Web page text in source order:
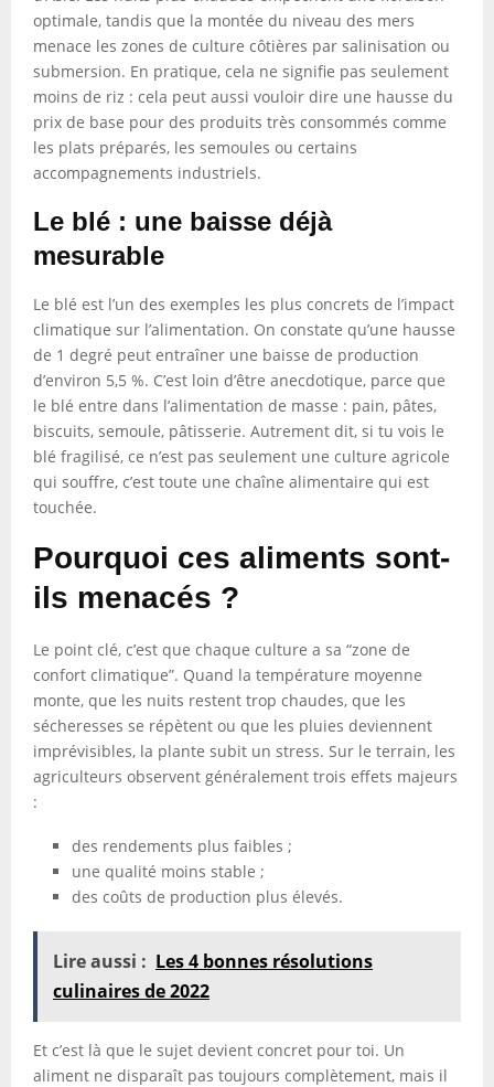
optimale, tandis que la montée du niveau des mers
menace les zones de culture côtières par salinisation ou
submersion. En pratique, cela ne signifie pas seulement
moins de riz : cela peut aussi vouloir dire une hausse du
prix de base pour des produits très consommés comme
les plats préparés, les semoules ou certains
accompagnements industriels.
Le blé : une baisse déjà
mesurable
Le blé est l’un des exemples les plus concrets de l’impact
climatique sur l’alimentation. On constate qu’une hausse
de 1 degré peut entraîner une baisse de production
d’environ 5,5 %. C’est loin d’être anecdotique, parce que
le blé entre dans l’alimentation de masse : pain, pâtes,
biscuits, semoule, pâtisserie. Autrement dit, si tu vois le
blé fragilisé, ce n’est pas seulement une culture agricole
qui souffre, c’est toute une chaîne alimentaire qui est
touchée.
Pourquoi ces aliments sont-
ils menacés ?
Le point clé, c’est que chaque culture a sa “zone de
confort climatique”. Quand la température moyenne
monte, que les nuits restent trop chaudes, que les
sécheresses se répètent ou que les pluies deviennent
imprévisibles, la plante subit un stress. Sur le terrain, les
agriculteurs observent généralement trois effets majeurs
:
des rendements plus faibles ;
une qualité moins stable ;
des coûts de production plus élevés.
Lire aussi : Les 4 bonnes résolutions
culinaires de 2022
Et c’est là que le sujet devient concret pour toi. Un
aliment ne disparaît pas toujours complètement, mais il